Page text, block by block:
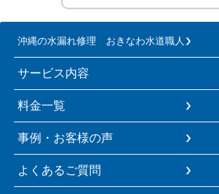
沖縄の水漏れ修理 おきなわ水道職人
サービス内容
料金一覧
事例・お客様の声
よくあるご質問